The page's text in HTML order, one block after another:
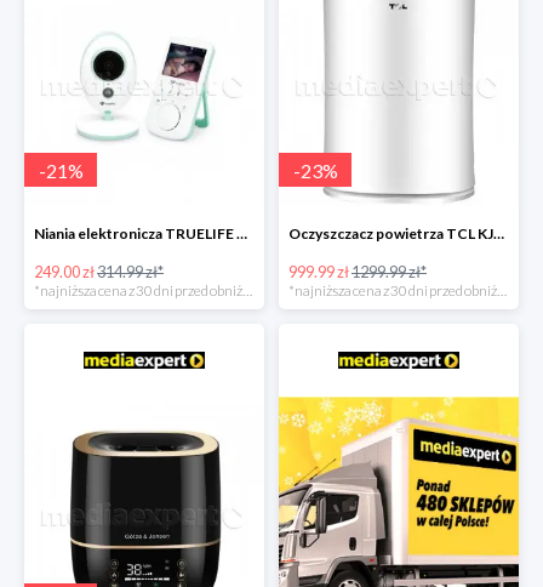
-21%
Niania elektronicza TRUELIFE NannyCam V24
249.00 zł314.99 zł*
-23%
Oczyszczacz powietrza TCL KJ300F-S3
999.99 zł1299.99 zł*